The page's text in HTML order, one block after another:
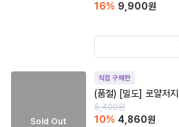
16% 9,900원
Sold Out
직접 구매한
(품절) [밀도] 로얄저
5,400원
10% 4,860원